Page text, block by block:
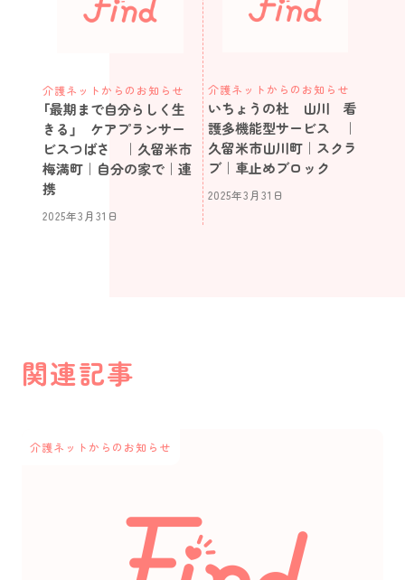
介護ネットからのお知らせ
「最期まで自分らしく生
きる」 ケアプランサー
ビスつばさ ｜久留米市
梅満町｜自分の家で｜連
携
2025年3月31日
介護ネットからのお知らせ
いちょうの杜 山川 看
護多機能型サービス ｜
久留米市山川町｜スクラ
ブ｜車止めブロック
2025年3月31日
関連記事
介護ネットからのお知らせ